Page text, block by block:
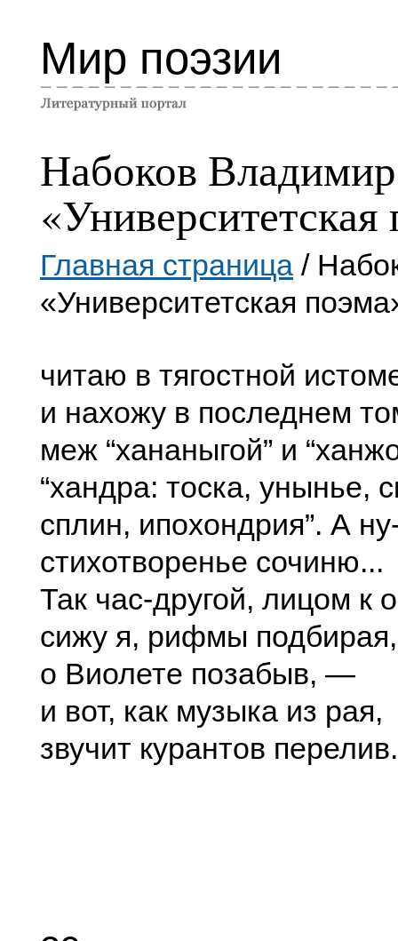
Мир поэзии
Набоков Владимир
Главная страница /
«Университетская
читаю в тягостной
и нахожу в последнем
меж “хананыгой” и
“хандра: тоска, унынье,
сплин, ипохондрия”. А
стихотворенье сочиню...
Так час-другой, лицом к
сижу я, рифмы подбирая,
о Виолете позабыв, —
и вот, как музыка из рая,
звучит курантов перелив.